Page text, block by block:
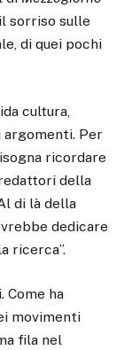
sorriso sulle
di quei pochi
cultura,
Per
ricordare
della
di là della
dedicare
ricerca”.
Come ha
movimenti
fila nel